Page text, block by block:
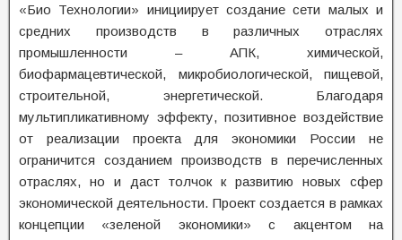
«Био Технологии» инициирует создание сети малых и
средних производств в различных отраслях
промышленности – АПК, химической,
биофармацевтической, микробиологической, пищевой,
строительной, энергетической. Благодаря
мультипликативному эффекту, позитивное воздействие
от реализации проекта для экономики России не
ограничится созданием производств в перечисленных
отраслях, но и даст толчок к развитию новых сфер
экономической деятельности. Проект создается в рамках
концепции «зеленой экономики» с акцентом на